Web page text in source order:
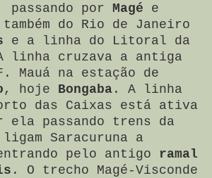
passando por Magé e
também do Rio de Janeiro
e a linha do Litoral da
linha cruzava a antiga
Mauá na estação de
, hoje Bongaba . A linha
das Caixas está ativa
passando trens da
Saracuruna a
pelo antigo ramal
. O trecho Magé-Visconde